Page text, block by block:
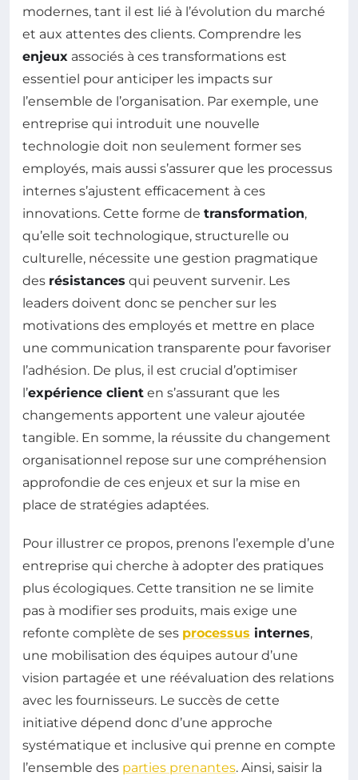
modernes, tant il est lié à l’évolution du marché
et aux attentes des clients. Comprendre les
enjeux associés à ces transformations est
essentiel pour anticiper les impacts sur
l’ensemble de l’organisation. Par exemple, une
entreprise qui introduit une nouvelle
technologie doit non seulement former ses
employés, mais aussi s’assurer que les processus
internes s’ajustent efficacement à ces
innovations. Cette forme de transformation,
qu’elle soit technologique, structurelle ou
culturelle, nécessite une gestion pragmatique
des résistances qui peuvent survenir. Les
leaders doivent donc se pencher sur les
motivations des employés et mettre en place
une communication transparente pour favoriser
l’adhésion. De plus, il est crucial d’optimiser
l’expérience client en s’assurant que les
changements apportent une valeur ajoutée
tangible. En somme, la réussite du changement
organisationnel repose sur une compréhension
approfondie de ces enjeux et sur la mise en
place de stratégies adaptées.
Pour illustrer ce propos, prenons l’exemple d’une
entreprise qui cherche à adopter des pratiques
plus écologiques. Cette transition ne se limite
pas à modifier ses produits, mais exige une
refonte complète de ses processus internes,
une mobilisation des équipes autour d’une
vision partagée et une réévaluation des relations
avec les fournisseurs. Le succès de cette
initiative dépend donc d’une approche
systématique et inclusive qui prenne en compte
l’ensemble des parties prenantes. Ainsi, saisir la